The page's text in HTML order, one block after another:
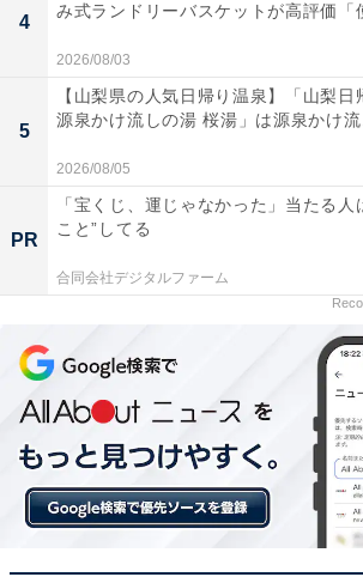
4
み式ランドリーバスケットが高評価「
2026/08/03
5
【山梨県の人気日帰り温泉】「山梨日
源泉かけ流しの湯 桜湯」は源泉かけ流
2026/08/05
PR
「宝くじ、運じゃなかった」当たる人
こと”してる
合同会社デジタルファーム